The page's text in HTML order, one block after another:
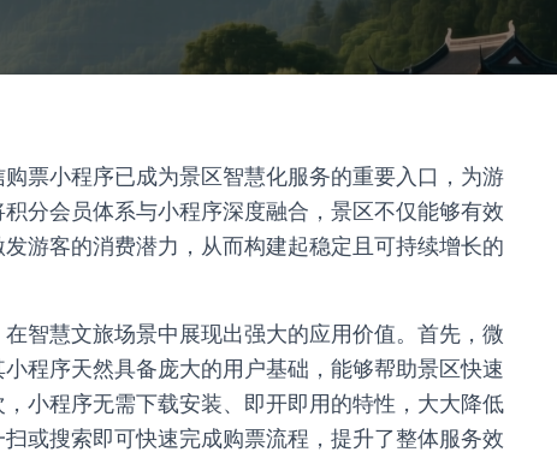
票小程序已成为景区智慧化服务的重要入口，为游
分会员体系与小程序深度融合，景区不仅能够有效
游客的消费潜力，从而构建起稳定且可持续增长的
智慧文旅场景中展现出强大的应用价值。首先，微
程序天然具备庞大的用户基础，能够帮助景区快速
小程序无需下载安装、即开即用的特性，大大降低
或搜索即可快速完成购票流程，提升了整体服务效